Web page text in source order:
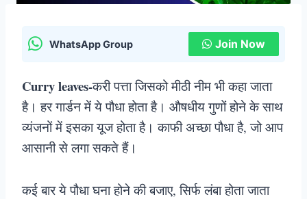
WhatsApp Group Join Now
Curry leaves-करी पत्ता जिसको मीठी नीम भी कहा जाता
है। हर गार्डन में ये पौधा होता है। औषधीय गुणों होने के साथ
व्यंजनों में इसका यूज होता है। काफी अच्छा पौधा है, जो आप
आसानी से लगा सकते हैं।
कई बार ये पौधा घना होने की बजाए, सिर्फ लंबा होता जाता